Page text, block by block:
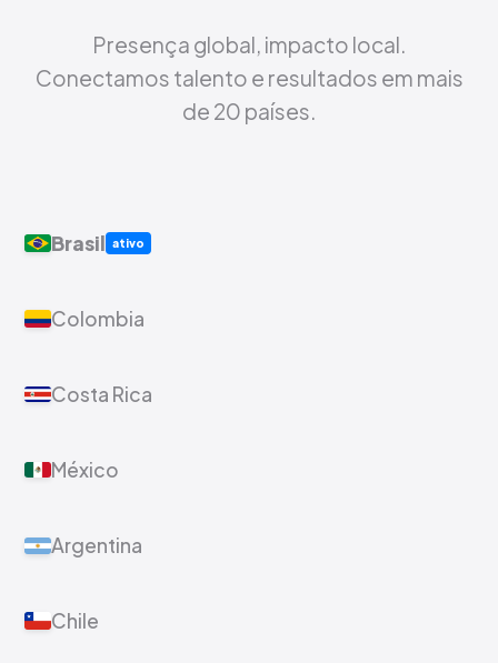
Presença global, impacto local.
Conectamos talento e resultados em mais
de 20 países.
Brasil ativo
Colombia
Costa Rica
México
Argentina
Chile